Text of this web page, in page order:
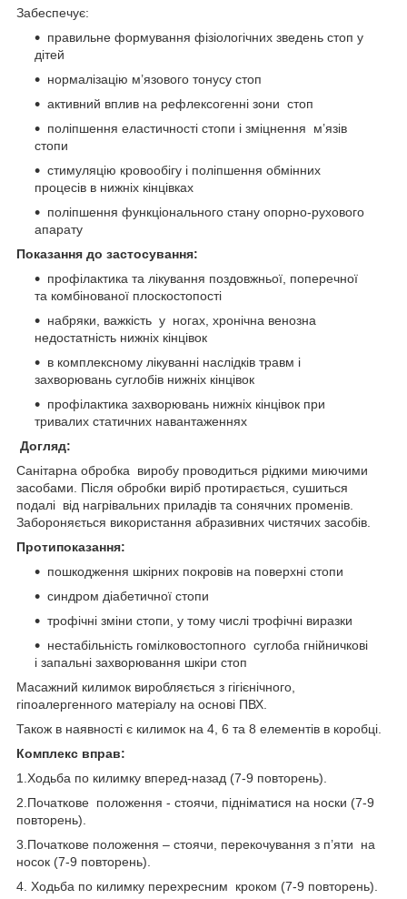
Забеспечує:
правильне формування фізіологічних зведень стоп у
дітей
нормалізацію м’язового тонусу стоп
активний вплив на рефлексогенні зони стоп
поліпшення еластичності стопи і зміцнення м’язів
стопи
стимуляцію кровообігу і поліпшення обмінних
процесів в нижніх кінцівках
поліпшення функціонального стану опорно-рухового
апарату
Показання до застосування:
профілактика та лікування поздовжньої, поперечної
та комбінованої плоскостопості
набряки, важкість у ногах, хронічна венозна
недостатність нижніх кінцівок
в комплексному лікуванні наслідків травм і
захворювань суглобів нижніх кінцівок
профілактика захворювань нижніх кінцівок при
тривалих статичних навантаженнях
Догляд:
Санітарна обробка виробу проводиться рідкими миючими
засобами. Після обробки виріб протирається, сушиться
подалі від нагрівальних приладів та сонячних променів.
Забороняється використання абразивних чистячих засобів.
Протипоказання:
пошкодження шкірних покровів на поверхні стопи
синдром діабетичної стопи
трофічні зміни стопи, у тому числі трофічні виразки
нестабільність гомілковостопного суглоба гнійничкові
і запальні захворювання шкіри стоп
Масажний килимок виробляється з гігієнічного,
гіпоалергенного матеріалу на основі ПВХ.
Також в наявності є килимок на 4, 6 та 8 елементів в коробці.
Комплекс вправ:
1.Ходьба по килимку вперед-назад (7-9 повторень).
2.Початкове положення - стоячи, підніматися на носки (7-9
повторень).
3.Початкове положення – стоячи, перекочування з п’яти на
носок (7-9 повторень).
4. Ходьба по килимку перехресним кроком (7-9 повторень).